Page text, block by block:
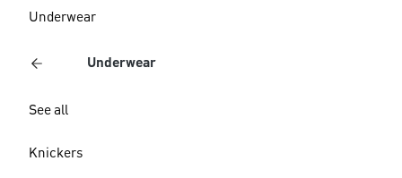
Underwear
Underwear
See all
Knickers